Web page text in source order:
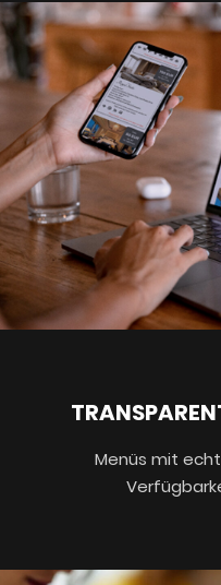
Menüs mit